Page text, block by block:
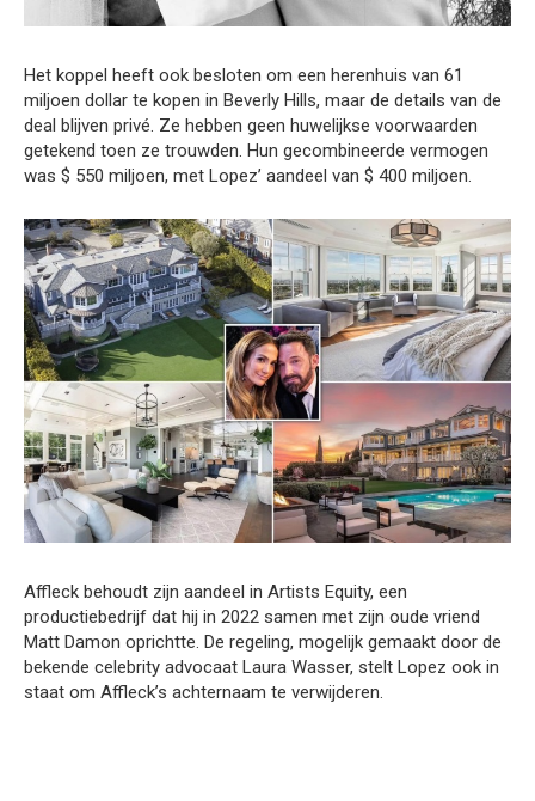
Het koppel heeft ook besloten om een herenhuis van 61
miljoen dollar te kopen in Beverly Hills, maar de details van de
deal blijven privé. Ze hebben geen huwelijkse voorwaarden
getekend toen ze trouwden. Hun gecombineerde vermogen
was $ 550 miljoen, met Lopez’ aandeel van $ 400 miljoen.
Affleck behoudt zijn aandeel in Artists Equity, een
productiebedrijf dat hij in 2022 samen met zijn oude vriend
Matt Damon oprichtte. De regeling, mogelijk gemaakt door de
bekende celebrity advocaat Laura Wasser, stelt Lopez ook in
staat om Affleck’s achternaam te verwijderen.